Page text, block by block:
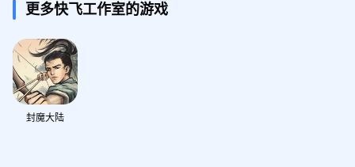
更多快飞工作室的游戏
封魔大陆